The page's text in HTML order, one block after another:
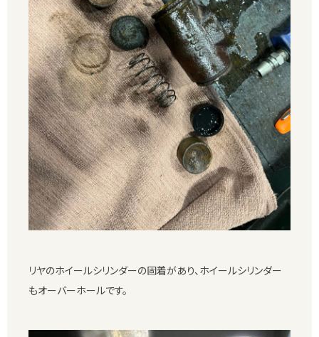
リヤのホイールシリンダーの固着があり、ホイールシリンダー
もオーバーホールです。